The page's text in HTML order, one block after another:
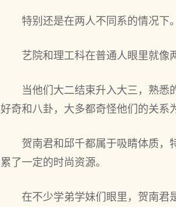
特别还是在两人不同系的情况下。
艺院和理工科在普通人眼里就像
当他们大二结束升入大三，熟悉
好奇和八卦，大多都奇怪他们的关系
贺南君和邱千都属于吸睛体质，
累了一定的时尚资源。
在不少学弟学妹们眼里，贺南君